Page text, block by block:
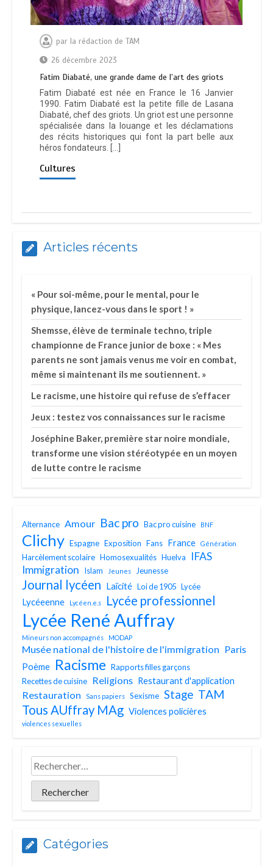
par la rédaction de TAM
26 décembre 2023
Fatim Diabaté, une grande dame de l’art des griots
Fatim Diabaté est née en France le 16 Janvier
1990. Fatim Diabaté est la petite fille de Lasana
Diabaté, chef des griots. Un griot est une personne
spécialisée dans la louange et les déclamations
des récits historiques qui font la part belle aux
héros fondateurs. […]
Cultures
Articles récents
« Pour soi-même, pour le mental, pour le
physique, lancez-vous dans le sport ! »
Shemsse, élève de terminale techno, triple
championne de France junior de boxe : « Mes
parents ne sont jamais venus me voir en combat,
même si maintenant ils me soutiennent. »
Le racisme, une histoire qui refuse de s’effacer
Jeux : testez vos connaissances sur le racisme
Joséphine Baker, première star noire mondiale,
transforme une vision stéréotypée en un moyen
de lutte contre le racisme
Alternance Amour Bac pro Bac pro cuisine BNF
Clichy Espagne Exposition Fans France Génération
Harcèlement scolaire Homosexualités Huelva
IFAS
Immigration
Islam Jeunes Jeunesse
Journal lycéen Laïcité Loi de 1905 Lycée
Lycéeenne Lycéen.e.s Lycée professionnel
Lycée René Auffray
Mineurs non accompagnés MODAP
Musée national de l'histoire de l'immigration Paris
Poème Racisme Rapports filles garçons
Recettes de cuisine
Religions Restaurant d'application
Restauration Sans papiers Sexisme Stage TAM
Tous AUffray MAg Violences policières
violences sexuelles
Catégories